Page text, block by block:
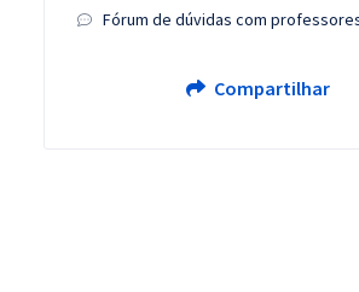
Fórum de dúvidas com
Compartilhar